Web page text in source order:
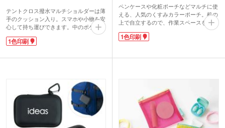
テントクロス撥水マルチショルダーは薄
手のクッション入り。スマホや小物を安
心して持ち運びできます。中のポケット
はA6ノートが入るサイズ。裏面は小物
を分けて収納できるミニポケットつき。
雨に濡れてもはじいてくれる優れもので
ルホルダーとして、マルチに活躍！
落ち着いた色味の本体色は選択可能で
す。ポケット部分に1色名入れをしてオ
リジナルのショルダーバッグが作成でき
ます。
1色印刷
ペンケースや化粧ポーチなどマルチに使
える、人気のくすみカラーポーチ。机の
上で自立するので、作業スペースを広く
確保することができます。ファスナー部
分を折り返せば、取りたいものが見つけ
スメショップのノベルティや、学習塾の
入会特典にもおすすめです。
1色印刷